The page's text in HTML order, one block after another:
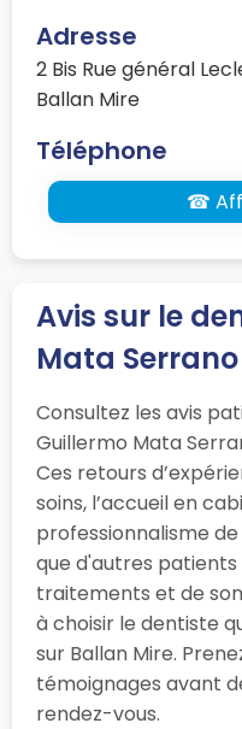
Adresse
2 Bis Rue général
Ballan Mire
Téléphone
☎
Avis sur le
Mata Serrano
Consultez les avis
Guillermo Mata
Ces retours
soins, l’accueil en
professionnalisme
que d'autres
traitements et de
à choisir le dentiste
sur Ballan Mire.
témoignages avant
rendez-vous.